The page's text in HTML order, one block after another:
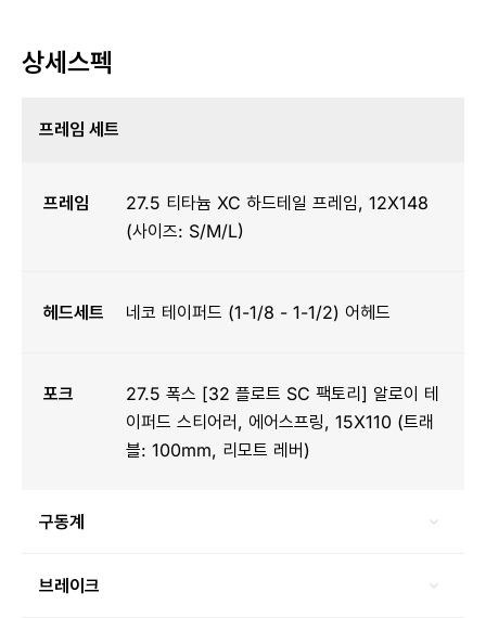
상세스펙
프레임 세트
프레임
27.5 티타늄 XC 하드테일 프레임, 12X148
(사이즈: S/M/L)
헤드세트 네코 테이퍼드 (1-1/8 - 1-1/2) 어헤드
포크
27.5 폭스 [32 플로트 SC 팩토리] 알로이 테
이퍼드 스티어러, 에어스프링, 15X110 (트래
블: 100mm, 리모트 레버)
구동계
브레이크